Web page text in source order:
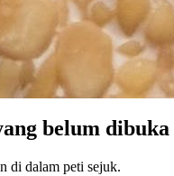
belum
di dalam peti sejuk.